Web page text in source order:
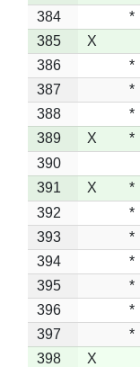
384
*
385
X
386
*
387
*
388
*
389
X *
390
391
X *
392
*
393
*
394
*
395
*
396
*
397
*
398
X